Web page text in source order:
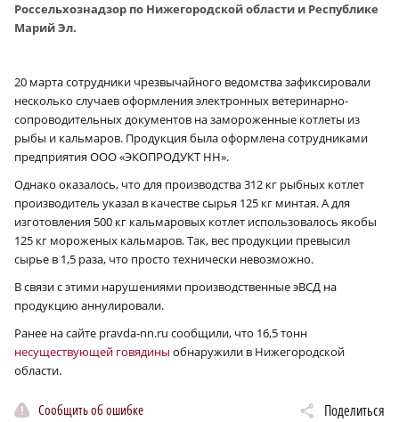
Россельхознадзор по Нижегородской области и Республике
Марий Эл.
20 марта сотрудники чрезвычайного ведомства зафиксировали
несколько случаев оформления электронных ветеринарно-
сопроводительных документов на замороженные котлеты из
рыбы и кальмаров. Продукция была оформлена сотрудниками
предприятия ООО «ЭКОПРОДУКТ НН».
Однако оказалось, что для производства 312 кг рыбных котлет
производитель указал в качестве сырья 125 кг минтая. А для
изготовления 500 кг кальмаровых котлет использовалось якобы
125 кг мороженых кальмаров. Так, вес продукции превысил
сырье в 1,5 раза, что просто технически невозможно.
В связи с этими нарушениями производственные эВСД на
продукцию аннулировали.
Ранее на сайте pravda-nn.ru сообщили, что 16,5 тонн
несуществующей говядины обнаружили в Нижегородской
области.
Сообщить об ошибке Поделиться